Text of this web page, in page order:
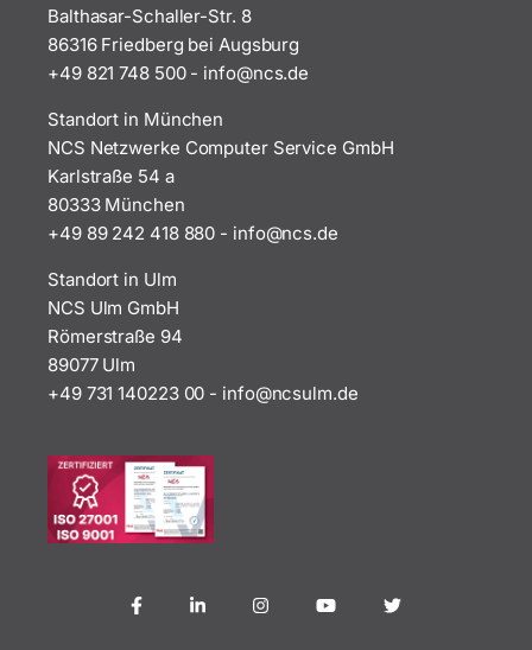
Balthasar-Schaller-Str. 8
86316 Friedberg bei Augsburg
+49 821 748 500- ed.sc
n@ofn
i
Standort in München
NCS Netzwerke Computer Service GmbH
Karlstraße 54 a
80333 München
+49 89 242 418 880 - ed.sc
n@ofn
i
Standort in Ulm
NCS Ulm GmbH
Römerstraße 94
89077 Ulm
+49 731 140223 00 - ed.ml
uscn@
ofni